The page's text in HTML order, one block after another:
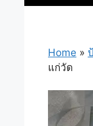
Home »
แก่วัด